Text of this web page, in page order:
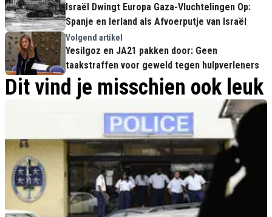
Israël Dwingt Europa Gaza-Vluchtelingen Op:
Spanje en Ierland als Afvoerputje van Israël
Volgend artikel
Yesilgoz en JA21 pakken door: Geen
taakstraffen voor geweld tegen hulpverleners
Dit vind je misschien ook leuk